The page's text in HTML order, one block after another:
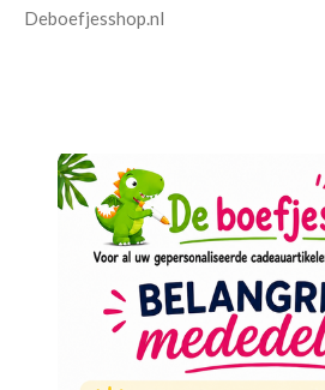
Deboefjesshop.nl